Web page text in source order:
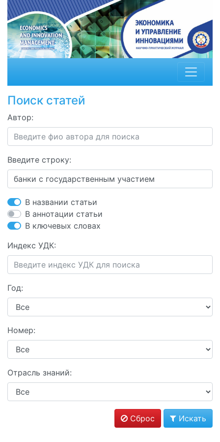
Поиск статей
Автор:
Введите строку:
В названии статьи
В аннотации статьи
В ключевых словах
Индекс УДК:
Год:
Номер:
Отрасль знаний:
Сброс Искать